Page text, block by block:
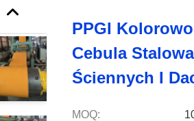
PPGI
Cebula
Ściennych I
MOQ: